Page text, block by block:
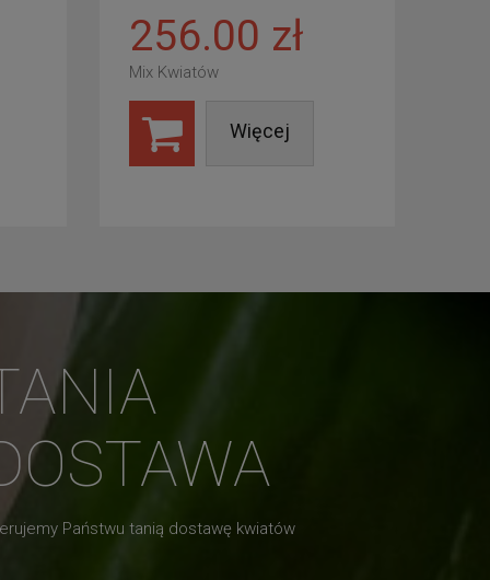
256.00 zł
Mix Kwiatów
Więcej
Państwu tanią dostawę kwiatów